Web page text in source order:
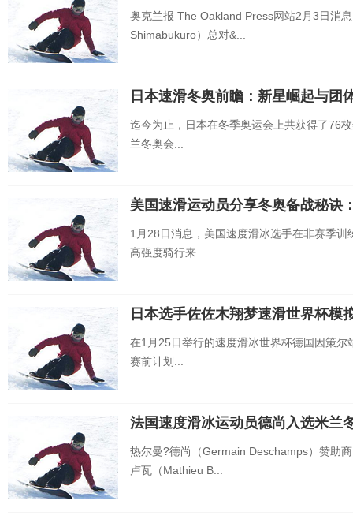
奥克兰报 The Oakland Press网站2月3日消
Shimabukuro）总对&...
日本速滑冬奥前瞻：新星崛起与团
迄今为止，日本在冬季奥运会上共获得了76
兰冬奥会...
美国速滑运动员分享冬奥备战秘诀
1月28日消息，美国速度滑冰选手在非赛季
高强度骑行来...
日本选手佐佐木翔梦速滑世界杯模
在1月25日举行的速度滑冰世界杯德国因策
赛前计划...
法国速度滑冰运动员德尚入选米兰
热尔曼?德尚（Germain Deschamps）赞助
卢瓦（Mathieu B...